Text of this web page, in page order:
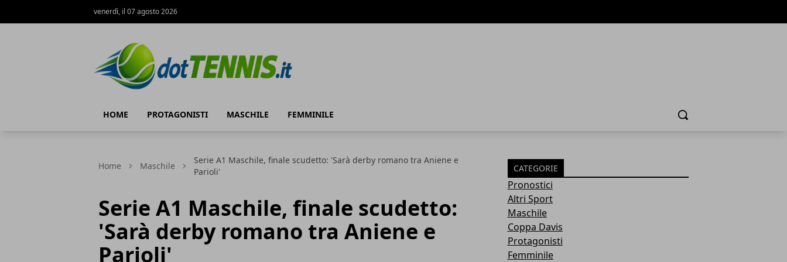
venerdì, il 07 agosto 2026
HOME PROTAGONISTI MASCHILE FEMMINILE Cerca
Home Maschile
Serie A1 Maschile, finale scudetto: 'Sarà derby romano tra Aniene e
Parioli'
Serie A1 Maschile, finale scudetto:
'Sarà derby romano tra Aniene e
Parioli'
CATEGORIE
Pronostici
Altri Sport
Maschile
Coppa Davis
Protagonisti
Femminile